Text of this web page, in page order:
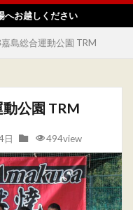
ください
島総合運動公園 TRM
動公園 TRM
日 494view